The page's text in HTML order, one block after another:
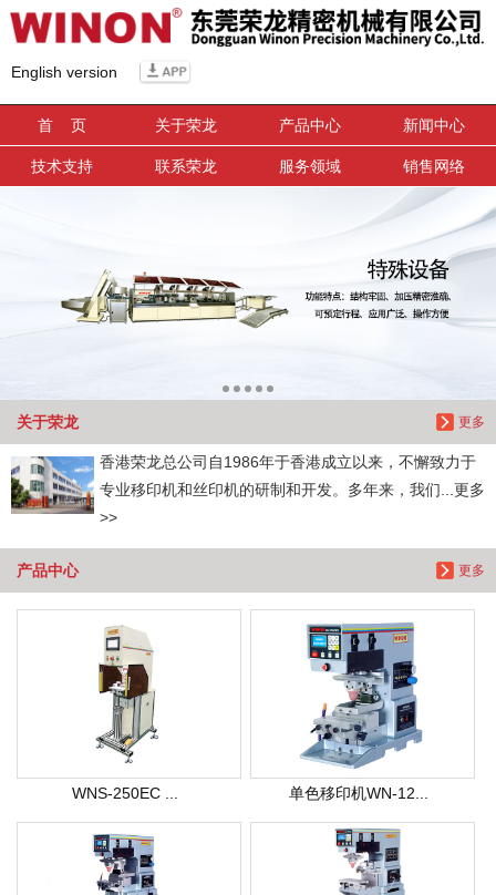
English version
首 页 关于荣龙 产品中心 新闻中心
技术支持 联系荣龙 服务领域 销售网络
更多
关于荣龙
香港荣龙总公司自1986年于香港成立以来，不懈致力于
专业移印机和丝印机的研制和开发。多年来，我们...更多
>>
更多
产品中心
WNS-250EC ... 单色移印机WN-12...
信息搜索
搜索